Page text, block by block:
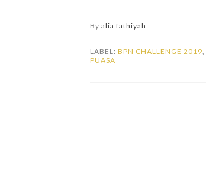
By alia fathiyah
LABEL: BPN CHALLENGE 2019,
PUASA